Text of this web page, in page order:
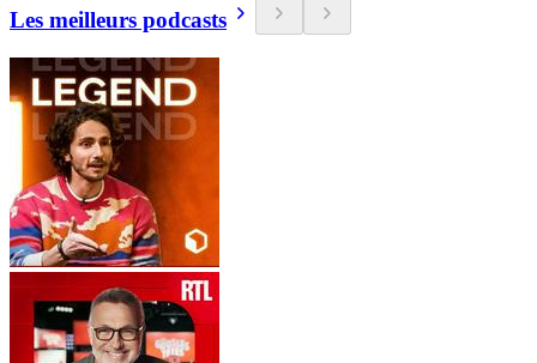
Les meilleurs podcasts